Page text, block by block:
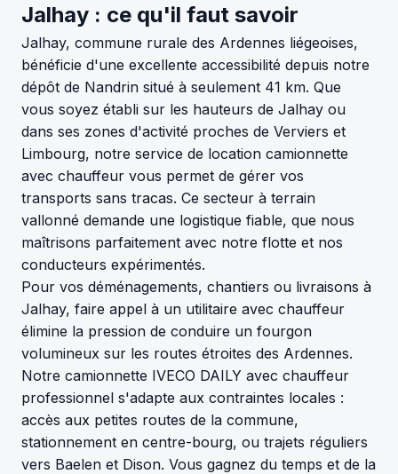
Jalhay : ce qu'il faut savoir
Jalhay, commune rurale des Ardennes liégeoises,
bénéficie d'une excellente accessibilité depuis notre
dépôt de Nandrin situé à seulement 41 km. Que
vous soyez établi sur les hauteurs de Jalhay ou
dans ses zones d'activité proches de Verviers et
Limbourg, notre service de location camionnette
avec chauffeur vous permet de gérer vos
transports sans tracas. Ce secteur à terrain
vallonné demande une logistique fiable, que nous
maîtrisons parfaitement avec notre flotte et nos
conducteurs expérimentés.
Pour vos déménagements, chantiers ou livraisons à
Jalhay, faire appel à un utilitaire avec chauffeur
élimine la pression de conduire un fourgon
volumineux sur les routes étroites des Ardennes.
Notre camionnette IVECO DAILY avec chauffeur
professionnel s'adapte aux contraintes locales :
accès aux petites routes de la commune,
stationnement en centre-bourg, ou trajets réguliers
vers Baelen et Dison. Vous gagnez du temps et de la